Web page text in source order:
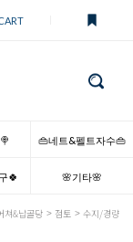
👜네트&펠트자수👜
🍀 🌸기타🌸
쳐&납골당 점토 수지/경량